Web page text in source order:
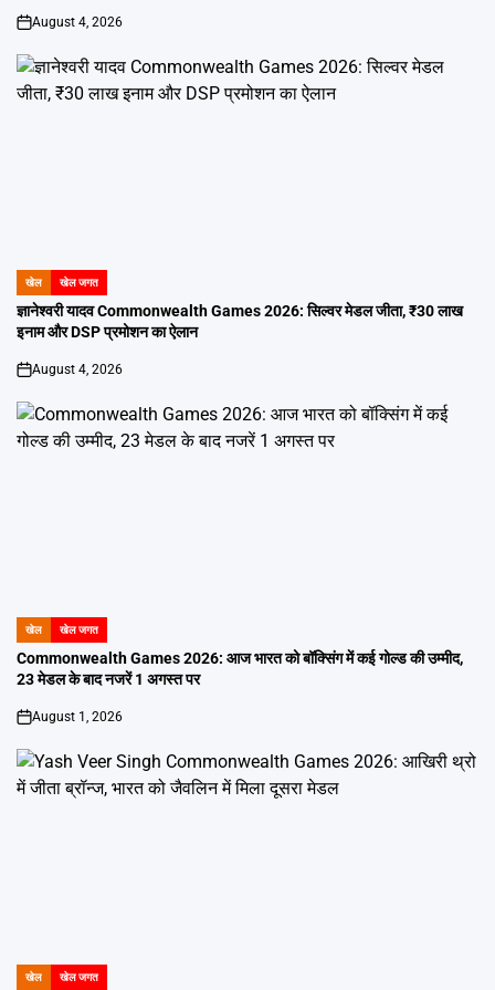
on
August 4, 2026
POSTED
IN
खेल खेल जगत
ज्ञानेश्वरी यादव Commonwealth Games 2026: सिल्वर मेडल जीता, ₹30 लाख
इनाम और DSP प्रमोशन का ऐलान
on
August 4, 2026
POSTED
IN
खेल खेल जगत
Commonwealth Games 2026: आज भारत को बॉक्सिंग में कई गोल्ड की उम्मीद,
23 मेडल के बाद नजरें 1 अगस्त पर
on
August 1, 2026
POSTED
खेल खेल जगत